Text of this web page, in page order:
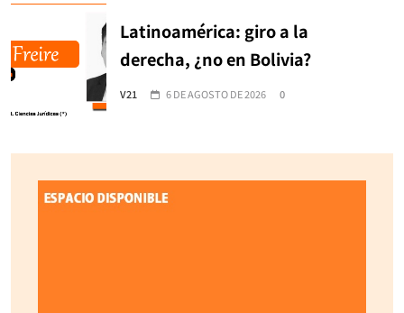
Latinoamérica: giro a la
derecha, ¿no en Bolivia?
V21 6 DE AGOSTO DE 2026 0